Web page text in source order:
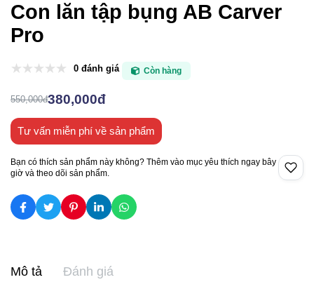
Con lăn tập bụng AB Carver
Pro
0 đánh giá Còn hàng
550,000đ380,000đ
Tư vấn miễn phí về sản phẩm
Bạn có thích sản phẩm này không? Thêm vào mục yêu thích ngay bây
giờ và theo dõi sản phẩm.
Mô tả Đánh giá